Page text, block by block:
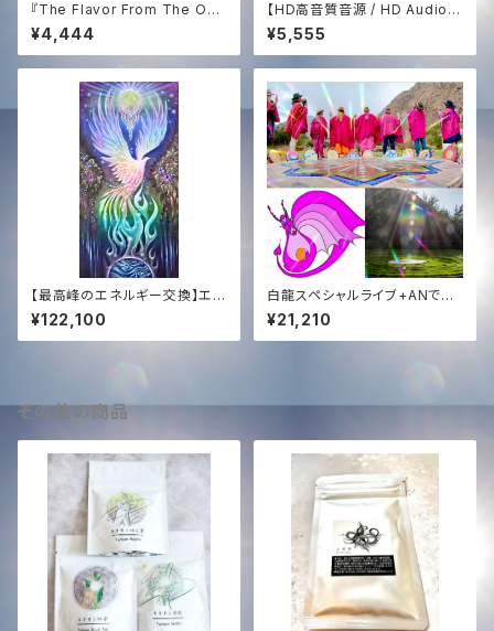
『The Flavor From The Oas
is -432Hz Remastered Edi
tion-』
¥4,444
【HD高音質音源 / HD Audio】
白き鳳凰の歌 ─ The Song of
The White Phoenix (432Hz
Sound Medicine)
¥5,555
【最高峰のエネルギー交換】エジ
プト奉納支援 ─ 映像＆白鳳凰
ソング ＋ 過去全150曲コンプリ
ート音源【Ultimate Support】
hite Phoenix Song & Comp
y
¥122,100
白龍スペシャルライブ+ANで生
まれる新曲CD✨at ペルー11:11
AN AMUA祭典 by ソララ✨CD
of The White Dragon Live
¥21,210
その他の商品